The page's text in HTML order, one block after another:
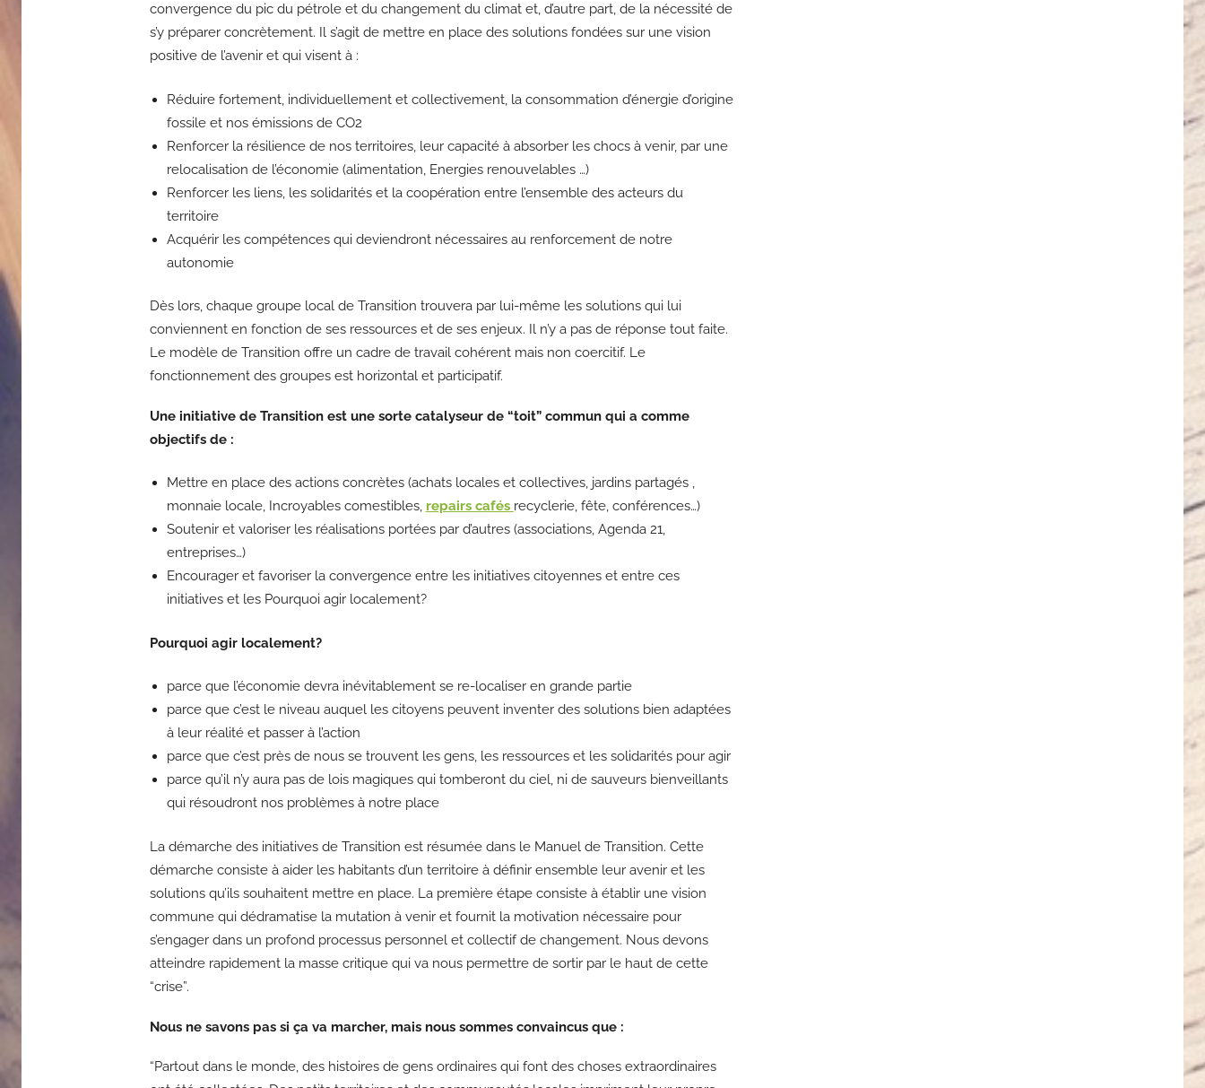
convergence du pic du pétrole et du changement du climat et, d’autre part, de la nécessité de
s’y préparer concrètement. Il s’agit de mettre en place des solutions fondées sur une vision
positive de l’avenir et qui visent à :
Réduire fortement, individuellement et collectivement, la consommation d’énergie d’origine
fossile et nos émissions de CO2
Renforcer la résilience de nos territoires, leur capacité à absorber les chocs à venir, par une
relocalisation de l’économie (alimentation, Energies renouvelables …)
Renforcer les liens, les solidarités et la coopération entre l’ensemble des acteurs du
territoire
Acquérir les compétences qui deviendront nécessaires au renforcement de notre
autonomie
Dès lors, chaque groupe local de Transition trouvera par lui-même les solutions qui lui
conviennent en fonction de ses ressources et de ses enjeux. Il n’y a pas de réponse tout faite.
Le modèle de Transition offre un cadre de travail cohérent mais non coercitif. Le
fonctionnement des groupes est horizontal et participatif.
Une initiative de Transition est une sorte catalyseur de “toit” commun qui a comme
objectifs de :
Mettre en place des actions concrètes (achats locales et collectives, jardins partagés ,
monnaie locale, Incroyables comestibles, repairs cafés recyclerie, fête, conférences…)
Soutenir et valoriser les réalisations portées par d’autres (associations, Agenda 21,
entreprises…)
Encourager et favoriser la convergence entre les initiatives citoyennes et entre ces
initiatives et les Pourquoi agir localement?
Pourquoi agir localement?
parce que l’économie devra inévitablement se re-localiser en grande partie
parce que c’est le niveau auquel les citoyens peuvent inventer des solutions bien adaptées
à leur réalité et passer à l’action
parce que c’est près de nous se trouvent les gens, les ressources et les solidarités pour agir
parce qu’il n’y aura pas de lois magiques qui tomberont du ciel, ni de sauveurs bienveillants
qui résoudront nos problèmes à notre place
La démarche des initiatives de Transition est résumée dans le Manuel de Transition. Cette
démarche consiste à aider les habitants d’un territoire à définir ensemble leur avenir et les
solutions qu’ils souhaitent mettre en place. La première étape consiste à établir une vision
commune qui dédramatise la mutation à venir et fournit la motivation nécessaire pour
s’engager dans un profond processus personnel et collectif de changement. Nous devons
atteindre rapidement la masse critique qui va nous permettre de sortir par le haut de cette
“crise”.
Nous ne savons pas si ça va marcher, mais nous sommes convaincus que :
“Partout dans le monde, des histoires de gens ordinaires qui font des choses extraordinaires